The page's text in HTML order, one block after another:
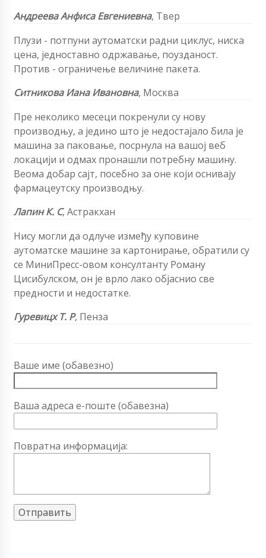
Андреева Анфиса Евгениевна, Твер
Плузи - потпуни аутоматски радни циклус, ниска
цена, једноставно одржавање, поузданост.
Против - ограничење величине пакета.
Ситникова Иана Ивановна, Москва
Пре неколико месеци покренули су нову
производњу, а једино што је недостајало била је
машина за паковање, посрнула на вашој веб
локацији и одмах пронашли потребну машину.
Веома добар сајт, посебно за оне који оснивају
фармацеутску производњу.
Лапин К. С, Астракхан
Нису могли да одлуче између куповине
аутоматске машине за картонирање, обратили су
се МиниПресс-овом консултанту Роману
Цисибулском, он је врло лако објаснио све
предности и недостатке.
Гуревицх Т. Р, Пенза
Ваше име (обавезно)
Ваша адреса е-поште (обавезна)
Повратна информација: